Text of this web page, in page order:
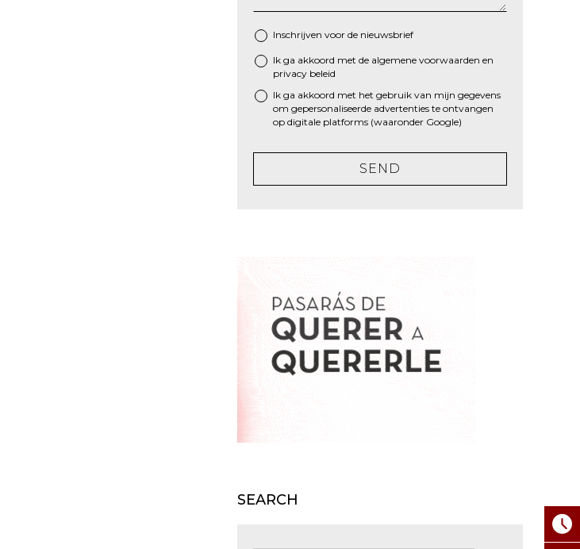
Inschrijven voor de nieuwsbrief
* Ik ga akkoord met de algemene voorwaarden en
privacy beleid
Ik ga akkoord met het gebruik van mijn gegevens
om gepersonaliseerde advertenties te ontvangen
op digitale platforms (waaronder Google)
SEND
SEARCH